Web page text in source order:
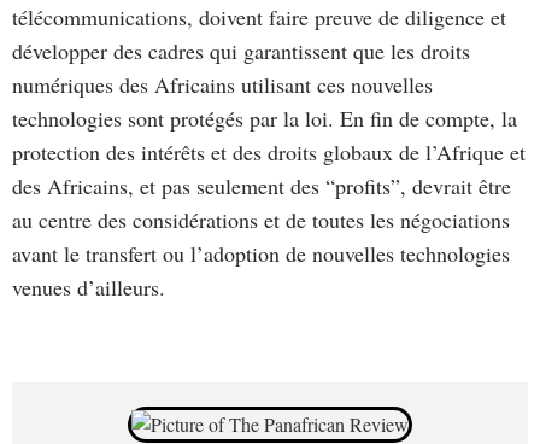
télécommunications, doivent faire preuve de diligence et
développer des cadres qui garantissent que les droits
numériques des Africains utilisant ces nouvelles
technologies sont protégés par la loi. En fin de compte, la
protection des intérêts et des droits globaux de l’Afrique et
des Africains, et pas seulement des “profits”, devrait être
au centre des considérations et de toutes les négociations
avant le transfert ou l’adoption de nouvelles technologies
venues d’ailleurs.